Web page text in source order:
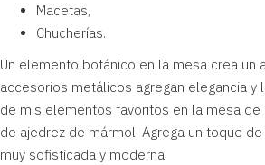
Macetas,
Chucherías.
Un elemento botánico en la mesa crea un
accesorios metálicos agregan elegancia y
de mis elementos favoritos en la mesa
de ajedrez de mármol. Agrega un toque
muy sofisticada y moderna.